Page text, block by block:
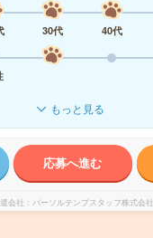
30代 40代
もっと見る
応募へ進む
会社 パーソルテンプスタッフ株式会社